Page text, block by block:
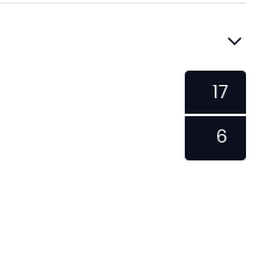
17
6